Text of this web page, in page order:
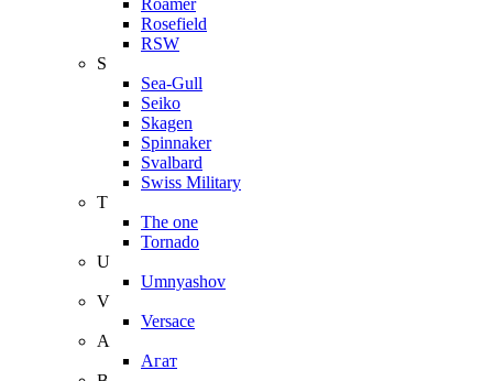
Roamer
Rosefield
RSW
S
Sea-Gull
Seiko
Skagen
Spinnaker
Svalbard
Swiss Military
T
The one
Tornado
U
Umnyashov
V
Versace
А
Агат